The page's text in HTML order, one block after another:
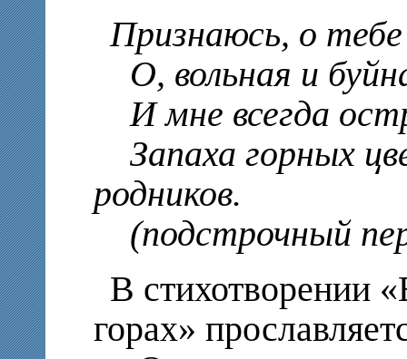
Признаюсь, о
О, вольная и
И мне всегда
Запаха горных
родников.
(подстрочный
В стихотворении
горах»